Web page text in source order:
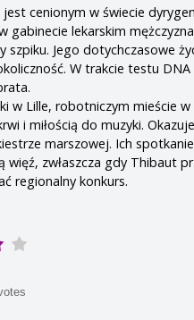
cenionym w świecie
gabinecie lekarskim
Jego dotychczasowe
W trakcie testu
w Lille, robotniczym mieście
i miłością do muzyki.
marszowej. Ich
więź, zwłaszcza gdy Thibaut
regionalny konkurs.